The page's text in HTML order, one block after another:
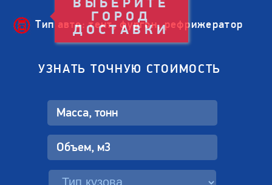
Тип авто: тент, фургон, рефрижератор
УЗНАТЬ ТОЧНУЮ СТОИМОСТЬ